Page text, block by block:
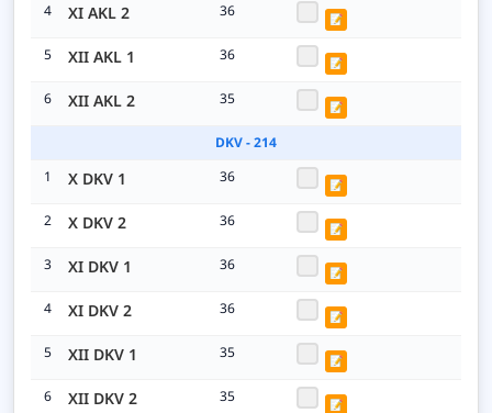
4 XI AKL 2 36 📝
5 XII AKL 1 36 📝
6 XII AKL 2 35 📝
DKV - 214
1
X DKV 1 36 📝
2 X DKV 2 36 📝
3 XI DKV 1 36 📝
4 XI DKV 2 36 📝
5 XII DKV 1 35 📝
6 XII DKV 2 35 📝